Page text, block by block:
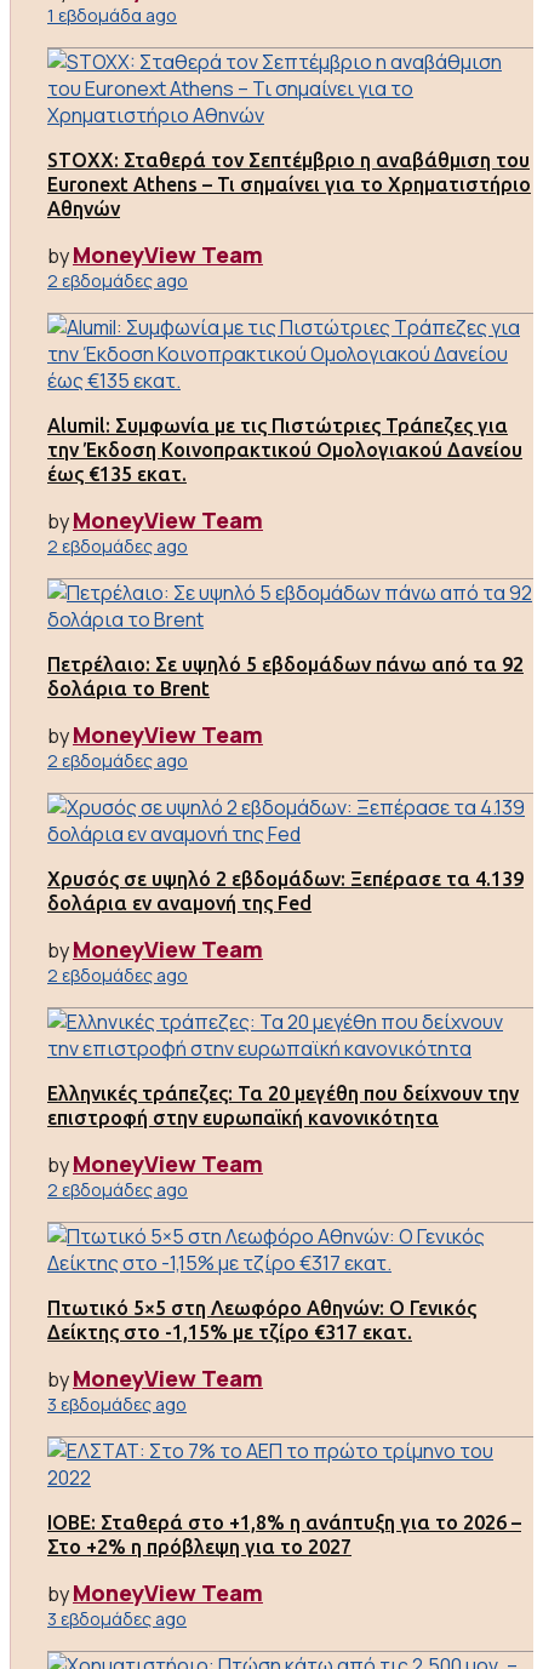
1 εβδομάδα ago
STOXX: Σταθερά τον Σεπτέμβριο η αναβάθμιση του
Euronext Athens – Τι σημαίνει για το Χρηματιστήριο
Αθηνών
byMoneyView Team
2 εβδομάδες ago
Alumil: Συμφωνία με τις Πιστώτριες Τράπεζες για
την Έκδοση Κοινοπρακτικού Ομολογιακού Δανείου
έως €135 εκατ.
byMoneyView Team
2 εβδομάδες ago
Πετρέλαιο: Σε υψηλό 5 εβδομάδων πάνω από τα 92
δολάρια το Brent
byMoneyView Team
2 εβδομάδες ago
Χρυσός σε υψηλό 2 εβδομάδων: Ξεπέρασε τα 4.139
δολάρια εν αναμονή της Fed
byMoneyView Team
2 εβδομάδες ago
Ελληνικές τράπεζες: Τα 20 μεγέθη που δείχνουν την
επιστροφή στην ευρωπαϊκή κανονικότητα
byMoneyView Team
2 εβδομάδες ago
Πτωτικό 5×5 στη Λεωφόρο Αθηνών: Ο Γενικός
Δείκτης στο -1,15% με τζίρο €317 εκατ.
byMoneyView Team
3 εβδομάδες ago
ΙΟΒΕ: Σταθερά στο +1,8% η ανάπτυξη για το 2026 –
Στο +2% η πρόβλεψη για το 2027
byMoneyView Team
3 εβδομάδες ago